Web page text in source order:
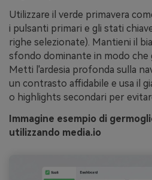
Utilizzare il verde primavera
i pulsanti primari e gli stati
righe selezionate). Mantieni il
sfondo dominante in modo che
Metti l'ardesia profonda sulla
un contrasto affidabile e usa il
o highlights secondari per
Immagine esempio di
utilizzando media.io